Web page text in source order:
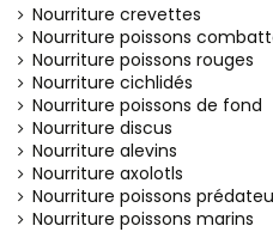
Nourriture crevettes
Nourriture poissons
Nourriture poissons rouges
Nourriture cichlidés
Nourriture poissons de fond
Nourriture discus
Nourriture alevins
Nourriture axolotls
Nourriture poissons
Nourriture poissons marins